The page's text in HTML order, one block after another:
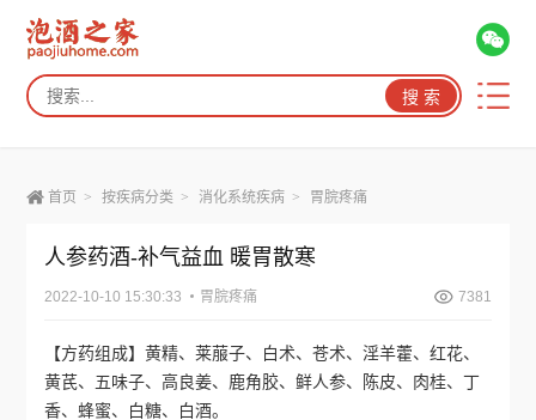
首页 > 按疾病分类 > 消化系统疾病 > 胃脘疼痛
人参药酒-补气益血 暖胃散寒
2022-10-10 15:30:33 胃脘疼痛 7381
【方药组成】黄精、莱菔子、白术、苍术、淫羊藿、红花、
黄芪、五味子、高良姜、鹿角胶、鲜人参、陈皮、肉桂、丁
香、蜂蜜、白糖、白酒。